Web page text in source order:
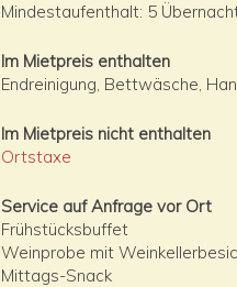
Mindestaufenthalt: 5
Im Mietpreis enthalten
Endreinigung, Bettwäsche,
Im Mietpreis nicht enthalten
Ortstaxe
Service auf Anfrage vor Ort
Frühstücksbuffet
Weinprobe mit
Mittags-Snack